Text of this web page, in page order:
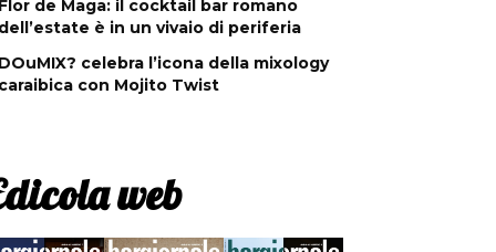
de Maga: il cocktail bar romano
è in un vivaio di periferia
celebra l’icona della mixology
con Mojito Twist
web